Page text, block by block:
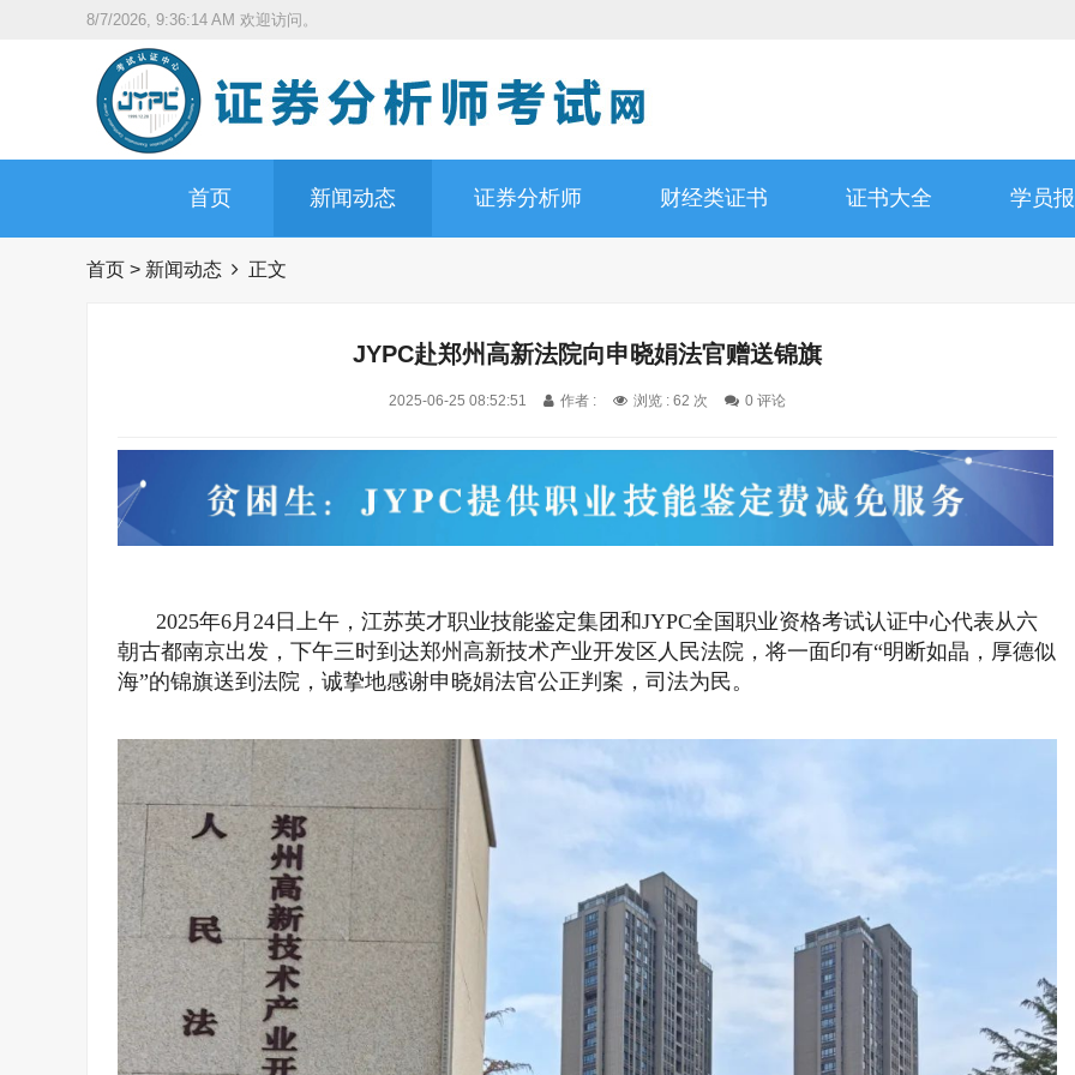
8/7/2026, 9:36:15 AM 欢迎访问。
首页 新闻动态 证券分析师 财经类证书 证书大全 学员
首页 > 新闻动态 正文
JYPC赴郑州高新法院向申晓娟法官赠送锦旗
2025-06-25 08:52:51 作者 : 浏览 : 62 次 0 评论
2025年6月24日上午，江苏英才职业技能鉴定集团和JYPC全国职业资格考试认证中心代表从六
朝古都南京出发，下午三时到达郑州高新技术产业开发区人民法院，将一面印有“明断如晶，厚德似
海”的锦旗送到法院，诚挚地感谢申晓娟法官公正判案，司法为民。